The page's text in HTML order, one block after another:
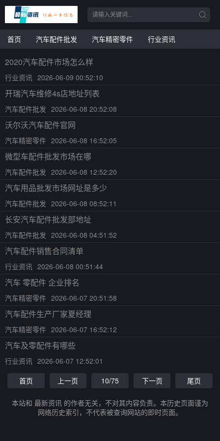
首页 汽车配件批发 汽车精密零件 行业资讯
2020汽车配件市场怎么样
行业资讯 2026-06-09 00:52:10
开瑞汽车维修4s店地址列表
汽车配件批发 2026-06-08 20:52:08
沃尔沃汽车配件官网
汽车精密零件 2026-06-08 16:52:05
微型车配件批发市场在哪
汽车配件批发 2026-06-08 12:52:20
汽车用品批发市场网址是多少
汽车配件批发 2026-06-08 08:52:11
长安汽车配件批发部地址
汽车配件批发 2026-06-08 04:51:52
汽车配件销售合同清单
行业资讯 2026-06-08 00:51:44
汽车 零配件 企业排名
汽车精密零件 2026-06-07 20:51:58
汽车配件生产厂家夏经理
汽车精密零件 2026-06-07 16:52:12
汽车及零配件有哪些
行业资讯 2026-06-07 12:52:01
首页
上一页 10/75 下一页 尾页
本站和 最新资讯 的作者无关，不对其内容负责。本历史页面谨为
网络历史索引，不代表被查询网站的即时页面。